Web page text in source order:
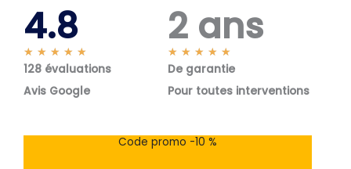
4.8
★ ★ ★ ★ ★
o
s
128 évaluations
Avis Google
2 ans
★ ★ ★ ★ ★
o
s
De garantie
Pour toutes interventions
Code promo -10 %